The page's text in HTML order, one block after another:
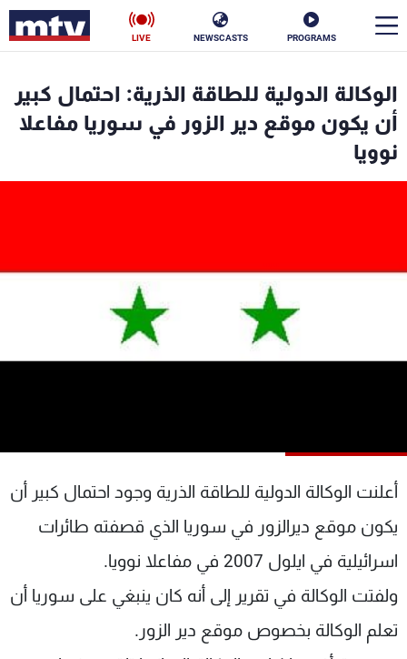
PROGRAMS
NEWSCASTS
LIVE
الوكالة الدولية للطاقة الذرية: احتمال كبير
أن يكون موقع دير الزور في سوريا مفاعلا
نوويا
أعلنت الوكالة الدولية للطاقة الذرية وجود احتمال كبير أن
يكون موقع ديرالزور في سوريا الذي قصفته طائرات
اسرائيلية في ايلول 2007 في مفاعلا نوويا.
ولفتت الوكالة في تقرير إلى أنه كان ينبغي على سوريا أن
تعلم الوكالة بخصوص موقع دير الزور.
الأخبار
سياسة
الترددات
الإنـتـاج
تواصل معنا
سياسة الخصوصية